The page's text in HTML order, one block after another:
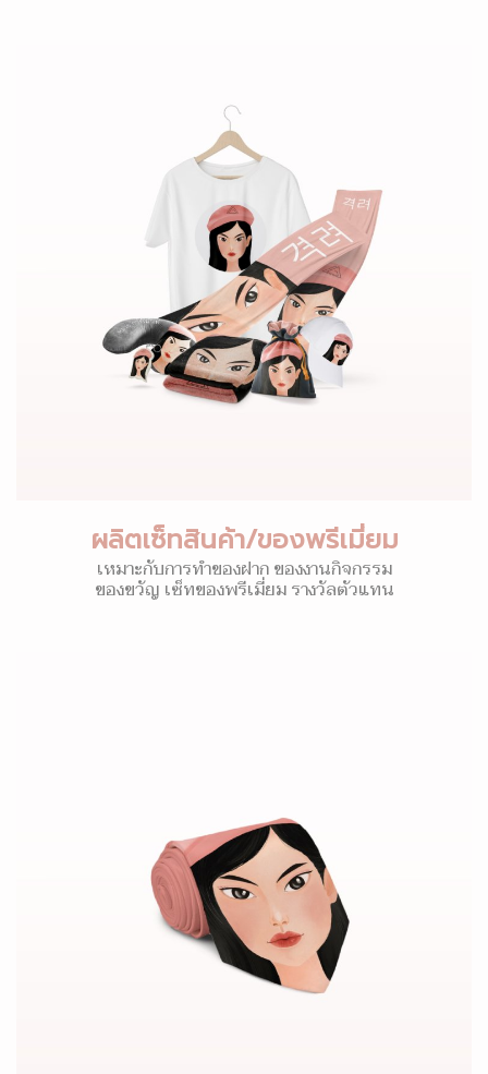
ผลิตเซ็ทสินค้า/ของพรีเมี่ยม
เหมาะกับการทำของฝาก ของงานกิจกรรม
ของขวัญ เซ็ทของพรีเมี่ยม รางวัลตัวแทน